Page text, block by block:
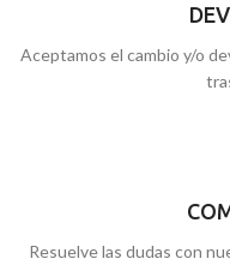
Aceptamos el cambio y/o
Resuelve las dudas con